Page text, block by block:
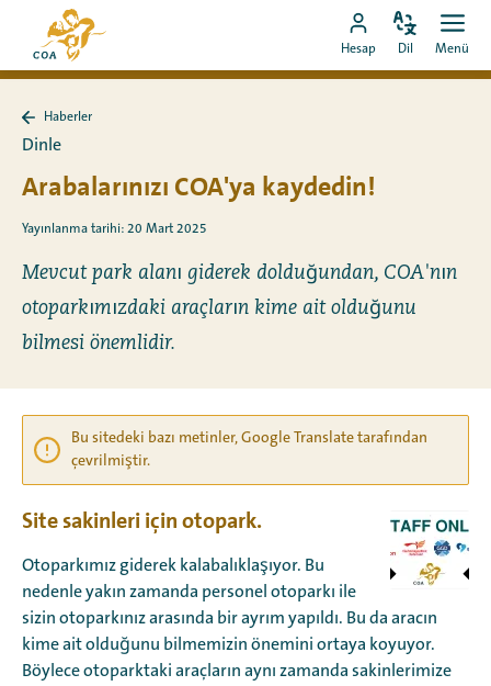
Doğrudan
içeriğe
git
MyCOA
ana
sayfasına
MyCOA
hesabına
Hesap
Dili
Dil
Aç
Menü
sayfasına
dön
Haberler
Dinle
Arabalarınızı COA'ya kaydedin!
Yayınlanma tarihi: 20 Mart 2025
Mevcut park alanı giderek dolduğundan, COA'nın
otoparkımızdaki araçların kime ait olduğunu
bilmesi önemlidir.
Bu sitedeki bazı metinler, Google Translate tarafından
çevrilmiştir.
Site sakinleri için otopark.
Otoparkımız giderek kalabalıklaşıyor. Bu
nedenle yakın zamanda personel otoparkı ile
sizin otoparkınız arasında bir ayrım yapıldı. Bu da aracın
kime ait olduğunu bilmemizin önemini ortaya koyuyor.
Böylece otoparktaki araçların aynı zamanda sakinlerimize